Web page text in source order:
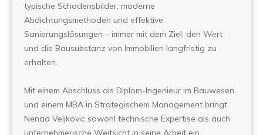
typische Schadensbilder, moderne
Abdichtungsmethoden und effektive
Sanierungslösungen – immer mit dem Ziel, den Wert
und die Bausubstanz von Immobilien langfristig zu
erhalten.
Mit einem Abschluss als Diplom-Ingenieur im Bauwesen
und einem MBA in Strategischem Management bringt
Nenad Veljkovic sowohl technische Expertise als auch
unternehmerische Weitsicht in seine Arbeit ein.